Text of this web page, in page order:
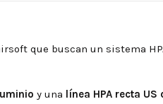
que buscan un sistema
y una línea HPA recta